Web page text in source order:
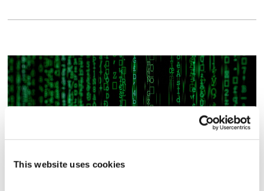
This website uses cookies